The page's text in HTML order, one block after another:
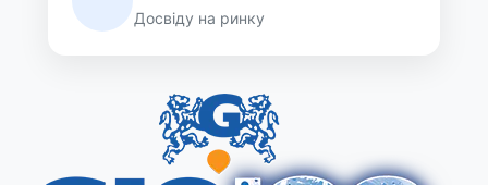
Досвіду на ринку